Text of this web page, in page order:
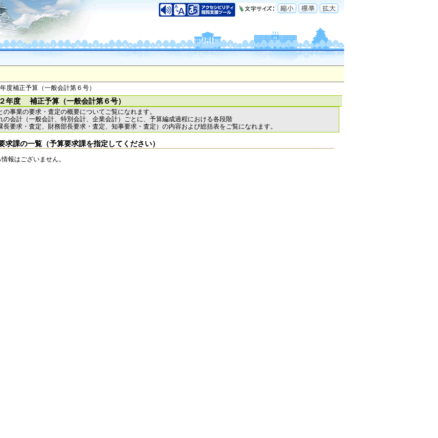
度補正予算（一般会計第６号）
年度 補正予算（一般会計第６号）
の事業の要求・査定の概要についてご覧になれます。
の会計（一般会計、特別会計、企業会計）ごとに、予算編成過程における各段階
長要求・査定、財務部長要求・査定、知事要求・査定）の内容および総括表をご覧になれます。
求課の一覧（予算要求課を指定してください）
報はございません。
について
央区大手前2丁目
（代表電話）06-6941-0351
之江区南港北1-14-16
（代表電話）06-6941-0351
Prefecture,All rights reserved.